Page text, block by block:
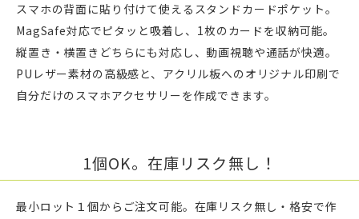
スマホの背面に貼り付けて使えるスタンドカードポケット。
MagSafe対応でピタッと吸着し、1枚のカードを収納可能。
縦置き・横置きどちらにも対応し、動画視聴や通話が快適。
PUレザー素材の高級感と、アクリル板へのオリジナル印刷で
自分だけのスマホアクセサリーを作成できます。
1個OK。在庫リスク無し！
最小ロット１個からご注文可能。在庫リスク無し・格安で作